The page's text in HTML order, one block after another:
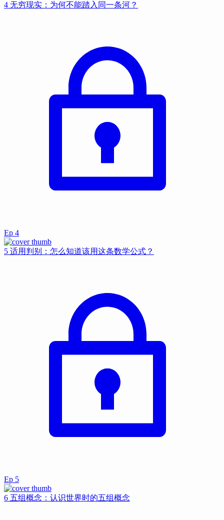
4 无穷现实：为何不能踏入同一条河？
Ep 4
5 适用判别：怎么知道该用这条数学公式？
Ep 5
6 五组概念：认识世界时的五组概念